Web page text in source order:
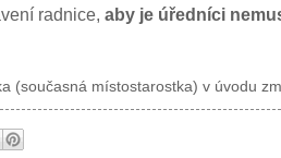
radnice, aby je úředníci
(současná místostarostka) v úvodu